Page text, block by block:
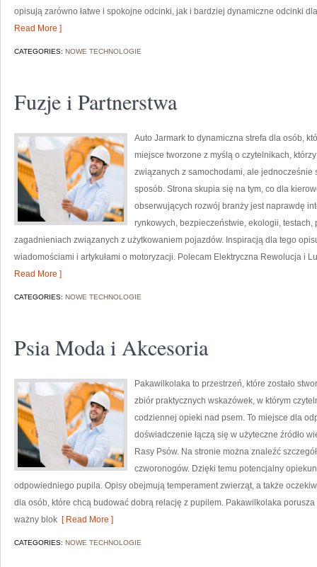
opisują zarówno łatwe i spokojne odcinki, jak i bardziej dynamiczne odcinki
Read More ]
CATEGORIES: NOWE TECHNOLOGIE
Fuzje i Partnerstwa
Auto Jarmark to dynamiczna strefa dla osób,
miejsce tworzone z myślą o czytelnikach,
związanych z samochodami, ale
sposób. Strona skupia się na tym, co dla
obserwujących rozwój branży jest naprawdę
rynkowych, bezpieczeństwie, ekologii,
zagadnieniach związanych z użytkowaniem pojazdów. Inspiracją dla tego
wiadomościami i artykułami o motoryzacji. Polecam Elektryczna Rewolucja i
Read More ]
CATEGORIES: NOWE TECHNOLOGIE
Psia Moda i Akcesoria
Pakawilkolaka to przestrzeń, które zostało
zbiór praktycznych wskazówek, w którym
codziennej opieki nad psem. To miejsce dla
doświadczenie łączą się w użyteczne źródło
Rasy Psów. Na stronie można znaleźć
czworonogów. Dzięki temu potencjalny
odpowiedniego pupila. Opisy obejmują temperament zwierząt, a także
dla osób, które chcą budować dobrą relację z pupilem. Pakawilkolaka
ważny blok [ Read More ]
CATEGORIES: NOWE TECHNOLOGIE